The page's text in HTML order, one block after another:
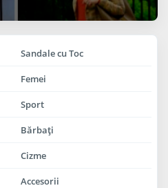
Sandale cu Toc
Femei
Sport
Bărbaţi
Cizme
Accesorii